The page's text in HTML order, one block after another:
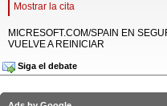
Mostrar la cita
MICRESOFT.COM/SPAIN EN
VUELVE A REINICIAR
Siga el debate